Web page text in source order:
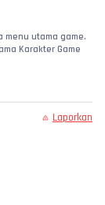
utama game.
Karakter Game
Laporkan